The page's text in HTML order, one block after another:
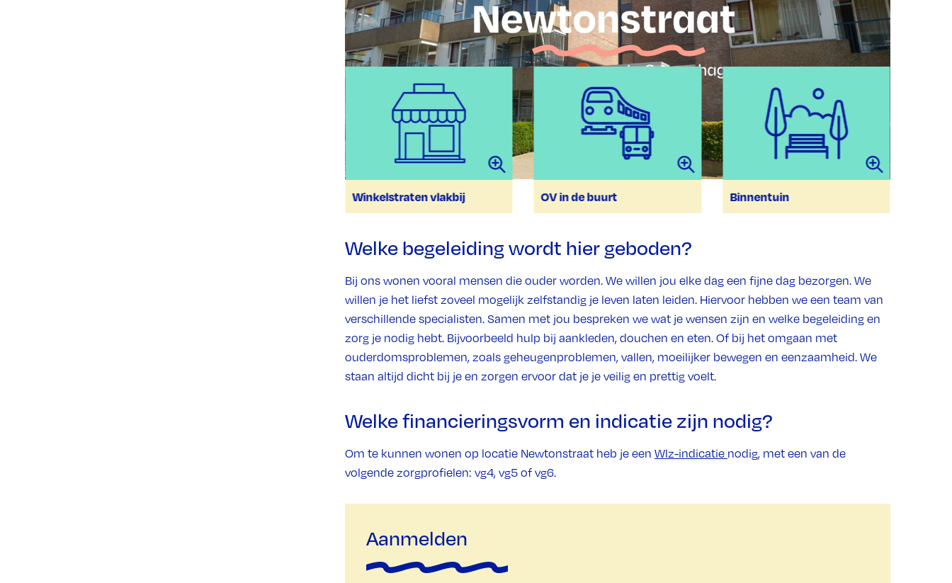
zijn verdeeld over vier verdiepingen. Alle verdiepingen zijn met een lift bereikbaar. We hebben ook een
binnentuin.
Winkelstraten vlakbij OV in de buurt Binnentuin
Welke begeleiding wordt hier geboden?
Bij ons wonen vooral mensen die ouder worden. We willen jou elke dag een fijne dag bezorgen. We
willen je het liefst zoveel mogelijk zelfstandig je leven laten leiden. Hiervoor hebben we een team van
verschillende specialisten. Samen met jou bespreken we wat je wensen zijn en welke begeleiding en
zorg je nodig hebt. Bijvoorbeeld hulp bij aankleden, douchen en eten. Of bij het omgaan met
ouderdomsproblemen, zoals geheugenproblemen, vallen, moeilijker bewegen en eenzaamheid. We
staan altijd dicht bij je en zorgen ervoor dat je je veilig en prettig voelt.
Welke financieringsvorm en indicatie zijn nodig?
Om te kunnen wonen op locatie Newtonstraat heb je een Wlz-indicatie nodig, met een van de
volgende zorgprofielen: vg4, vg5 of vg6.
Aanmelden